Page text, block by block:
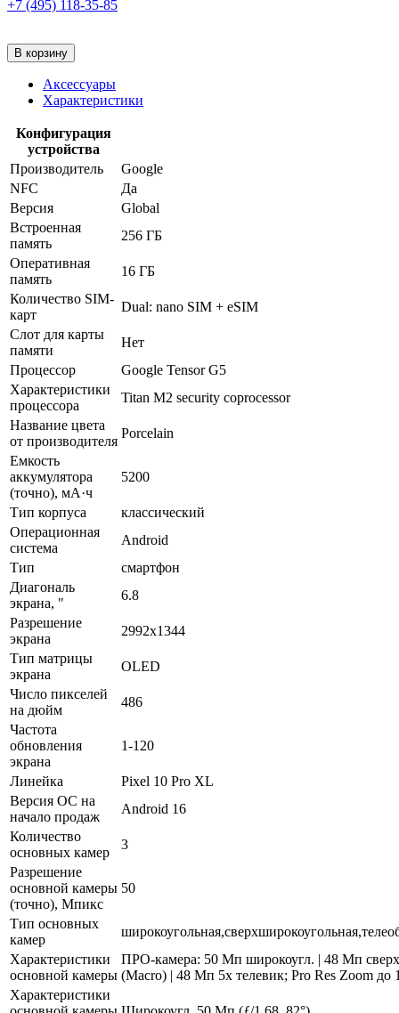
+7 (495) 118-35-85
В корзину
Аксессуары
Характеристики
Конфигурация
устройства
Производитель
Google
NFC
Да
Версия
Global
Встроенная
память
256 ГБ
Оперативная
память
16 ГБ
Количество SIM-
карт
Dual: nano SIM + eSIM
Слот для карты
памяти
Нет
Процессор
Google Tensor G5
Характеристики
процессора
Titan M2 security coprocessor
Название цвета
от производителя
Porcelain
Емкость
аккумулятора
(точно), мА·ч
5200
Тип корпуса
классический
Операционная
система
Android
Тип
смартфон
Диагональ
экрана, "
6.8
Разрешение
экрана
2992x1344
Тип матрицы
экрана
OLED
Число пикселей
на дюйм
486
Частота
обновления
экрана
1-120
Линейка
Pixel 10 Pro XL
Версия ОС на
начало продаж
Android 16
Количество
основных камер
3
Разрешение
основной камеры
(точно), Мпикс
50
Тип основных
камер
Характеристики
основной камеры
ПРО-камера: 50 Мп широкоугл. | 48 Мп
(Macro) | 48 Мп 5x телевик; Pro Res Zoom до
Характеристики